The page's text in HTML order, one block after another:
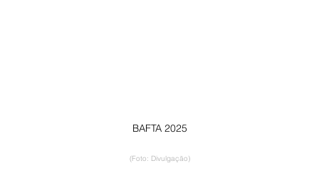
BAFTA 2025
(Foto: Divulgação)